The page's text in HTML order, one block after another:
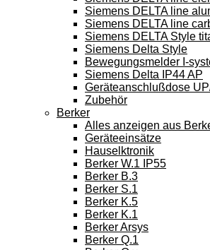
Siemens DELTA line
Siemens DELTA line
Siemens DELTA Style
Siemens Delta Style
Bewegungsmelder I-
Siemens Delta IP44 AP
Geräteanschlußdose
Zubehör
Berker
Alles anzeigen aus
Geräteeinsätze
Hauselktronik
Berker W.1 IP55
Berker B.3
Berker S.1
Berker K.5
Berker K.1
Berker Arsys
Berker Q.1